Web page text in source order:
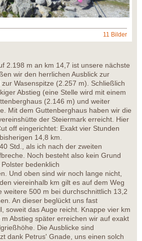
11 Bilder
2.198 m an km 14,7 ist unsere nächste
wir den herrlichen Ausblick zur
Wasenspitze (2.257 m). Schließlich
Abstieg (eine Stelle wird mit einem
(2.146 m) und weiter
Mit dem Guttenberghaus haben wir die
der Steiermark erreicht. Hier
off eingerichtet: Exakt vier Stunden
14,8 km.
Std., als ich nach der zweiten
Noch besteht also kein Grund
bedenklich
Und oben sind wir noch lange nicht,
viereinhalb km gilt es auf dem Weg
weitere 500 m bei durchschnittlich 13,2
An dieser beglückt uns fast
soweit das Auge reicht. Knappe vier km
Abstieg später erreichen wir auf exakt
Die Ausblicke sind
dank Petrus' Gnade, uns einen solch